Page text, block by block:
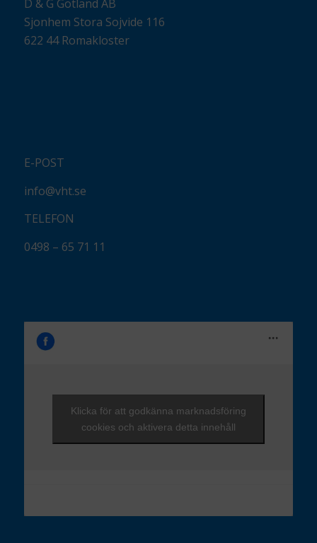
D & G Gotland AB
Sjonhem Stora Sojvide 116
622 44 Romakloster
E-POST
info@vht.se
TELEFON
0498 – 65 71 11
Klicka för att godkänna marknadsföring
cookies och aktivera detta innehåll